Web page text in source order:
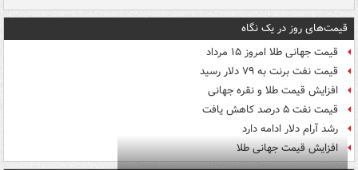
قیمت‌های روز در یک نگاه
قیمت جهانی طلا امروز ۱۵ مرداد
قیمت نفت برنت به ۷۹ دلار رسید
افزایش قیمت طلا و نقره جهانی
قیمت نفت ۵ درصد کاهش یافت
رشد آرام دلار ادامه دارد
افزایش قیمت جهانی طلا